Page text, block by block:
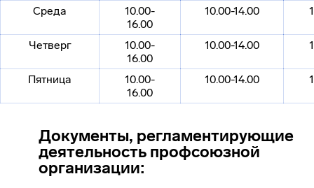
Среда
10.00-
16.00
10.00-14.00
Четверг
10.00-
16.00
10.00-14.00
Пятница
10.00-
16.00
10.00-14.00
Документы, регламентирующие
деятельность профсоюзной
организации: